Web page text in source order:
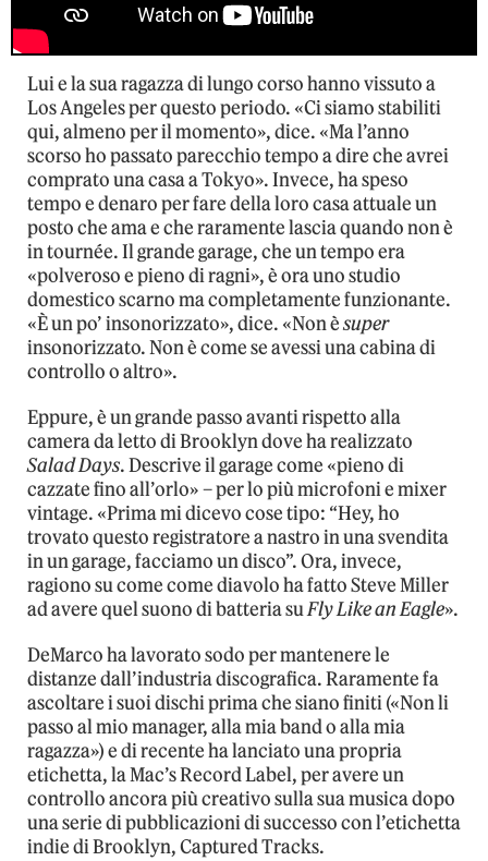
Lui e la sua ragazza di lungo corso hanno vissuto a
Los Angeles per questo periodo. «Ci siamo stabiliti
qui, almeno per il momento», dice. «Ma l’anno
scorso ho passato parecchio tempo a dire che avrei
comprato una casa a Tokyo». Invece, ha speso
tempo e denaro per fare della loro casa attuale un
posto che ama e che raramente lascia quando non è
in tournée. Il grande garage, che un tempo era
«polveroso e pieno di ragni», è ora uno studio
domestico scarno ma completamente funzionante.
«È un po’ insonorizzato», dice. «Non èsuper
insonorizzato. Non è come se avessi una cabina di
controllo o altro».
Eppure, è un grande passo avanti rispetto alla
camera da letto di Brooklyn dove ha realizzato
Salad Days. Descrive il garage come «pieno di
cazzate fino all’orlo» – per lo più microfoni e mixer
vintage. «Prima mi dicevo cose tipo: “Hey, ho
trovato questo registratore a nastro in una svendita
in un garage, facciamo un disco”. Ora, invece,
ragiono su come come diavolo ha fatto Steve Miller
ad avere quel suono di batteria suFly Like an Eagle».
DeMarco ha lavorato sodo per mantenere le
distanze dall’industria discografica. Raramente fa
ascoltare i suoi dischi prima che siano finiti («Non li
passo al mio manager, alla mia band o alla mia
ragazza») e di recente ha lanciato una propria
etichetta, la Mac’s Record Label, per avere un
controllo ancora più creativo sulla sua musica dopo
una serie di pubblicazioni di successo con l’etichetta
indie di Brooklyn, Captured Tracks.